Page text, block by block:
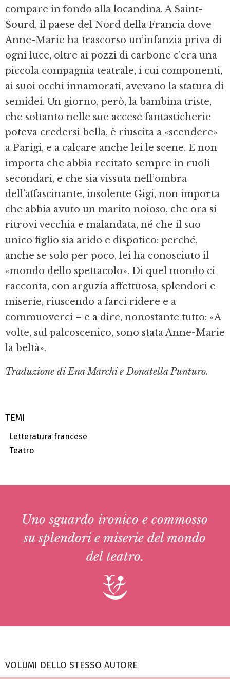
TEMI
Letteratura francese
Teatro
compare in fondo alla locandina. A Saint­
Sourd, il paese del Nord della Francia dove
Anne-­Marie ha trascorso un’infanzia priva di
ogni luce, oltre ai pozzi di carbone c’era una
piccola compagnia teatrale, i cui componenti,
ai suoi occhi innamorati, avevano la statura di
se­midei. Un giorno, però, la bambina triste,
che sol­tanto nelle sue accese fantasticherie
poteva creder­si bella, è riuscita a «scendere»
a Parigi, e a calcare anche lei le scene. E non
importa che abbia recita­to sempre in ruoli
secondari, e che sia vissuta nel­l’ombra
dell’affascinante, insolente Gigi, non importa
che abbia avuto un marito noioso, che ora si
ritrovi vecchia e malandata, né che il suo
unico figlio sia arido e dispotico: perché,
anche se solo per poco, lei ha conosciuto il
«mondo dello spet­tacolo». Di quel mondo ci
racconta, con arguzia affettuosa, splendori e
miserie, riuscendo a farci ridere e a
commuoverci – e a dire, nonostante tut­to: «A
volte, sul palcoscenico, sono stata Anne­-Ma­rie
la beltà».
Traduzione di Ena Marchi e Donatella Punturo.
Uno sguardo ironico e commosso
su splendori e miserie del mondo
del teatro.
VOLUMI DELLO STESSO AUTORE